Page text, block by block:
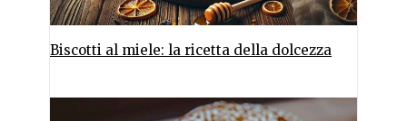
Biscotti al miele: la ricetta della dolcezza